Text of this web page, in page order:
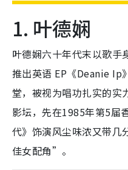
1. 叶德娴
叶德娴六十年代末以歌手
推出英语 EP《Deanie Ip
堂，被视为唱功扎实的实
影坛，先在1985年第5届
代》饰演风尘味浓又带
佳女配角”。